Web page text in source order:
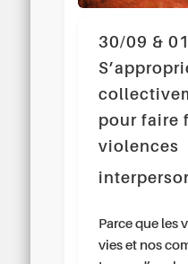
30/09 &
pour faire
violences
Parce que les
vies et nos